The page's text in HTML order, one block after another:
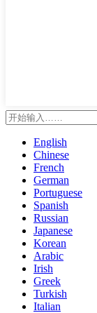
English
Chinese
French
German
Portuguese
Spanish
Russian
Japanese
Korean
Arabic
Irish
Greek
Turkish
Italian